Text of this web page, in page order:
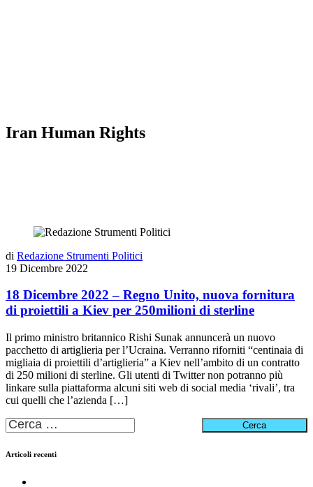
Iran Human Rights
di Redazione Strumenti Politici
19 Dicembre 2022
18 Dicembre 2022 – Regno Unito, nuova fornitura
di proiettili a Kiev per 250milioni di sterline
Il primo ministro britannico Rishi Sunak annuncerà un nuovo
pacchetto di artiglieria per l’Ucraina. Verranno riforniti “centinaia di
migliaia di proiettili d’artiglieria” a Kiev nell’ambito di un contratto
di 250 milioni di sterline. Gli utenti di Twitter non potranno più
linkare sulla piattaforma alcuni siti web di social media ‘rivali’, tra
cui quelli che l’azienda […]
Ricerca
per:
Articoli recenti